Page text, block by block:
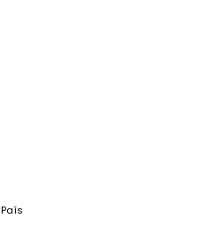
País